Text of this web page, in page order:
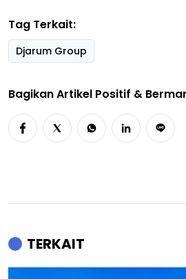
Tag Terkait:
Djarum Group
Bagikan Artikel Positif &
TERKAIT